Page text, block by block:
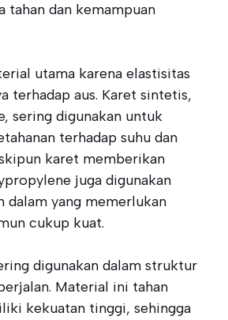
tahan dan kemampuan
utama karena elastisitas
terhadap aus. Karet sintetis,
sering digunakan untuk
terhadap suhu dan
karet memberikan
juga digunakan
dalam yang memerlukan
cukup kuat.
digunakan dalam struktur
Material ini tahan
kekuatan tinggi, sehingga